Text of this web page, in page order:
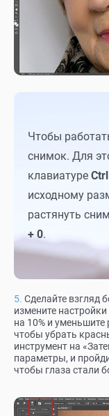
Чтобы
снимок. Для
клавиатуре
исходному
растянуть
+ 0.
Сделайте взгляд
измените
на 10% и уменьшите
чтобы убрать
инструмент на
параметры, и
чтобы глаза стали